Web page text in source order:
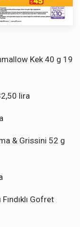
Kek 40 g 19
lira
& Grissini 52 g
Gofret